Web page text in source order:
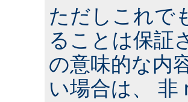
ただしこれで
ることは保証
の意味的な内
い場合は、